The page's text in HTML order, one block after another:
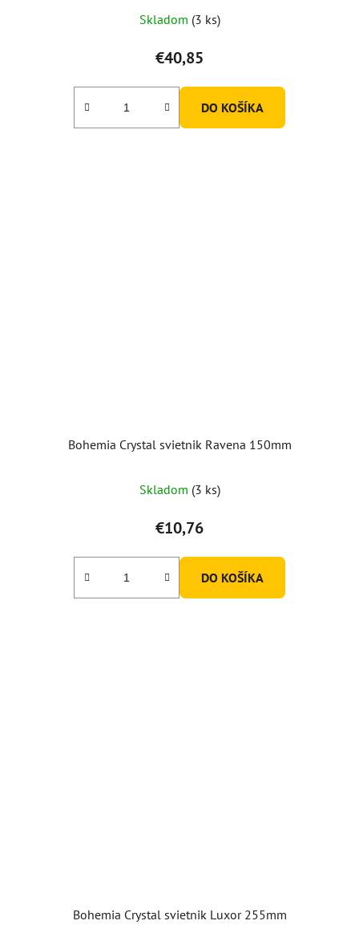
hodnotenie
produktu
je
5,0
Skladom (3 ks)
€40,85
DO KOŠÍKA
Bohemia Crystal svietnik Ravena 150mm
Skladom (3 ks)
€10,76
DO KOŠÍKA
Bohemia Crystal svietnik Luxor 255mm